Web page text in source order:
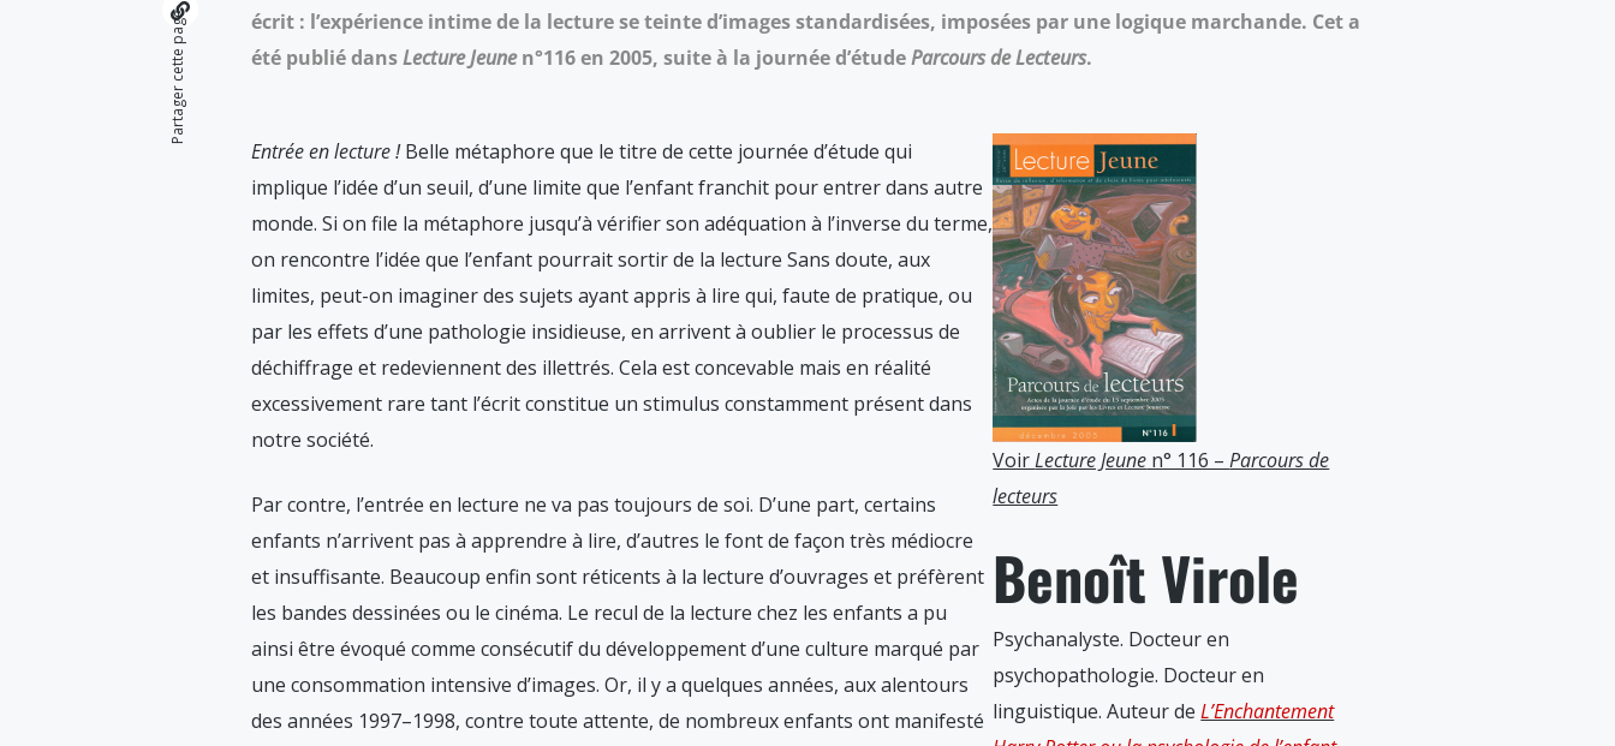
Partager cette page
écrit : l’expérience intime de la lecture se teinte d’images standardisées, imposées par une logique marchande. Cet a
été publié dansLecture Jeunen°116 en 2005, suite à la journée d’étudeParcours de Lecteurs.
Entrée en lecture !Belle métaphore que le titre de cette journée d’étude qui
implique l’idée d’un seuil, d’une limite que l’enfant franchit pour entrer dans autre
monde. Si on file la métaphore jusqu’à vérifier son adéquation à l’inverse du terme,
on rencontre l’idée que l’enfant pourrait sortir de la lecture Sans doute, aux
limites, peut-on imaginer des sujets ayant appris à lire qui, faute de pratique, ou
par les effets d’une pathologie insidieuse, en arrivent à oublier le processus de
déchiffrage et redeviennent des illettrés. Cela est concevable mais en réalité
excessivement rare tant l’écrit constitue un stimulus constamment présent dans
notre société.
Par contre, l’entrée en lecture ne va pas toujours de soi. D’une part, certains
enfants n’arrivent pas à apprendre à lire, d’autres le font de façon très médiocre
et insuffisante. Beaucoup enfin sont réticents à la lecture d’ouvrages et préfèrent
les bandes dessinées ou le cinéma. Le recul de la lecture chez les enfants a pu
ainsi être évoqué comme consécutif du développement d’une culture marqué par
une consommation intensive d’images. Or, il y a quelques années, aux alentours
des années 1997–1998, contre toute attente, de nombreux enfants ont manifesté
VoirLecture Jeune n° 116 –Parcours de
lecteurs
Benoît Virole
Psychanalyste. Docteur en
psychopathologie. Docteur en
linguistique. Auteur deL’Enchantement